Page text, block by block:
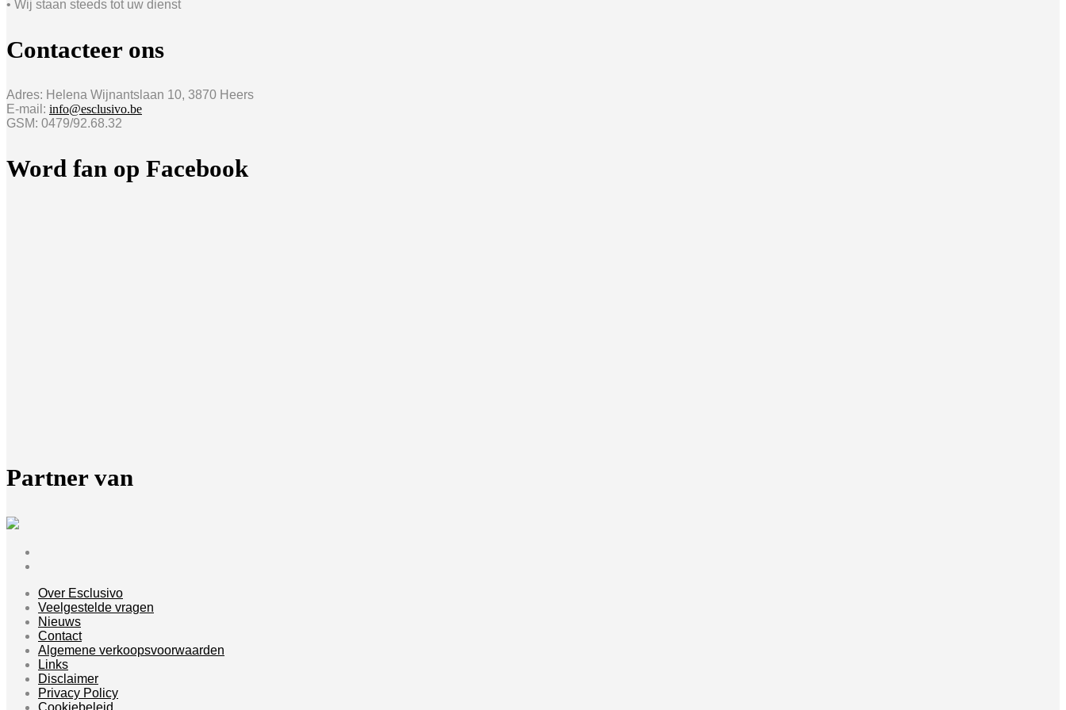
• Wij staan steeds tot uw dienst
Contacteer ons
Adres: Helena Wijnantslaan 10, 3870 Heers
E-mail: info@esclusivo.be
GSM: 0479/92.68.32
Word fan op Facebook
Partner van
Over Esclusivo
Veelgestelde vragen
Nieuws
Contact
Algemene verkoopsvoorwaarden
Links
Disclaimer
Privacy Policy
Cookiebeleid